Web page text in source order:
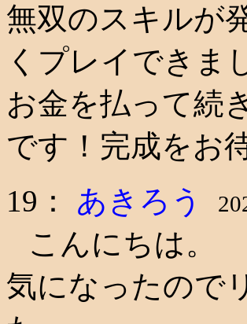
無双のスキルが
くプレイできま
お金を払って続
です！完成をお
19： あきろう
こんにちは。
気になったので